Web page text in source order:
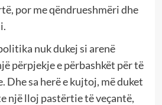
por me qëndrueshmëri dhe
nuk dukej si arenë
përpjekje e përbashkët për të
Dhe sa herë e kujtoj, më duket
një lloj pastërtie të veçantë,